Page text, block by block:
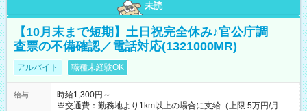
未読
【10月末まで短期】土日祝完全休み♪官公庁調
査票の不備確認／電話対応(1321000MR)
アルバイト 職種未経験OK
給与
時給1,300円～
※交通費：勤務地より1km以上の場合に支給（上限:5万円/月・